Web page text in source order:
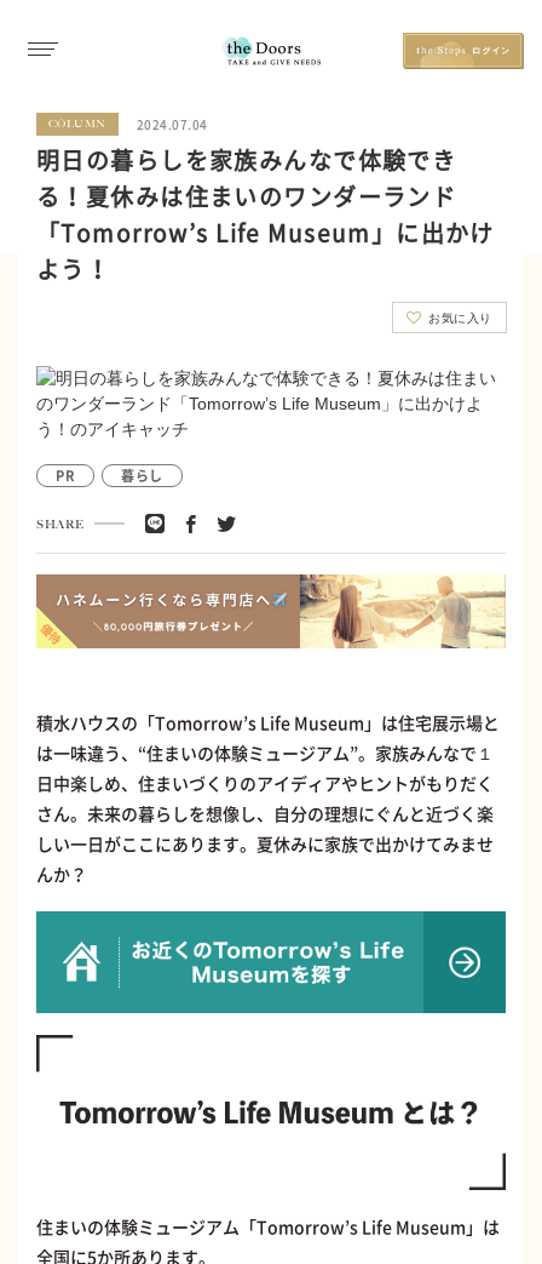
COLUMN 2024.07.04
明日の暮らしを家族みんなで体験でき
る！夏休みは住まいのワンダーランド
「Tomorrow’s Life Museum」に出かけ
よう！
お気に入り
PR 暮らし
SHARE
積水ハウスの「Tomorrow’s Life Museum」は住宅展示場と
は一味違う、“住まいの体験ミュージアム”。家族みんなで１
日中楽しめ、住まいづくりのアイディアやヒントがもりだく
さん。未来の暮らしを想像し、自分の理想にぐんと近づく楽
しい一日がここにあります。夏休みに家族で出かけてみませ
んか？
住まいの体験ミュージアム「Tomorrow’s Life Museum」は
全国に5か所あります。